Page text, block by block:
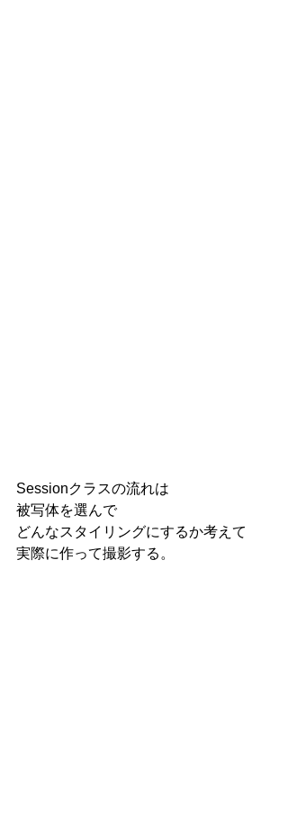
Sessionクラスの流れは
被写体を選んで
どんなスタイリングにするか考えて
実際に作って撮影する。